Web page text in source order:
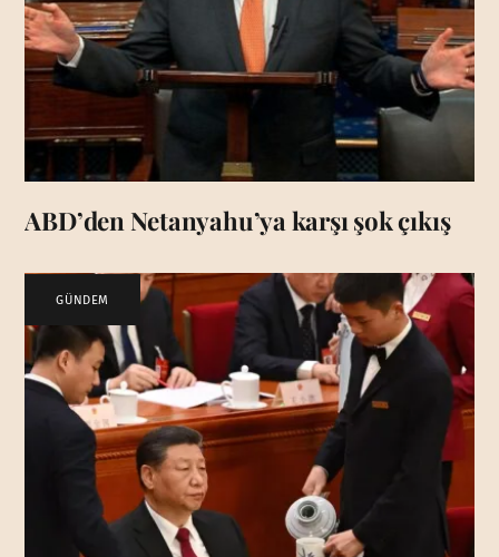
ABD’den Netanyahu’ya karşı şok çıkış
GÜNDEM